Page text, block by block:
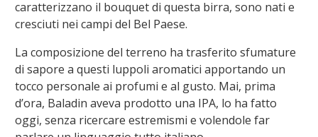
caratterizzano il bouquet di questa birra, sono nati e
cresciuti nei campi del Bel Paese.
La composizione del terreno ha trasferito sfumature
di sapore a questi luppoli aromatici apportando un
tocco personale ai profumi e al gusto. Mai, prima
d’ora, Baladin aveva prodotto una IPA, lo ha fatto
oggi, senza ricercare estremismi e volendole far